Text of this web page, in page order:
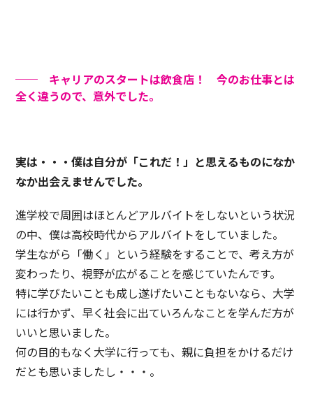
── キャリアのスタートは飲食店！ 今のお仕事とは
全く違うので、意外でした。
実は・・・僕は自分が「これだ！」と思えるものになか
なか出会えませんでした。
進学校で周囲はほとんどアルバイトをしないという状況
の中、僕は高校時代からアルバイトをしていました。
学生ながら「働く」という経験をすることで、考え方が
変わったり、視野が広がることを感じていたんです。
特に学びたいことも成し遂げたいこともないなら、大学
には行かず、早く社会に出ていろんなことを学んだ方が
いいと思いました。
何の目的もなく大学に行っても、親に負担をかけるだけ
だとも思いましたし・・・。